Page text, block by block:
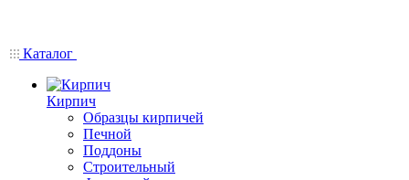
Каталог
Кирпич
Образцы кирпичей
Печной
Поддоны
Строительный